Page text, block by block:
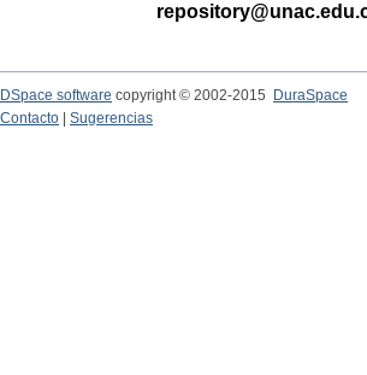
DSpace software copyright © 2002-2015
DuraSpace
Contacto
Sugerencias